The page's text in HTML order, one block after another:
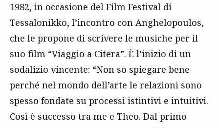
1982, in occasione del Film Festival di
Tessalonikko, l’incontro con Anghelopoulos,
che le propone di scrivere le musiche per il
suo film “Viaggio a Citera”. È l’inizio di un
sodalizio vincente: “Non so spiegare bene
perché nel mondo dell’arte le relazioni sono
spesso fondate su processi istintivi e intuitivi.
Così è successo tra me e Theo. Dal primo